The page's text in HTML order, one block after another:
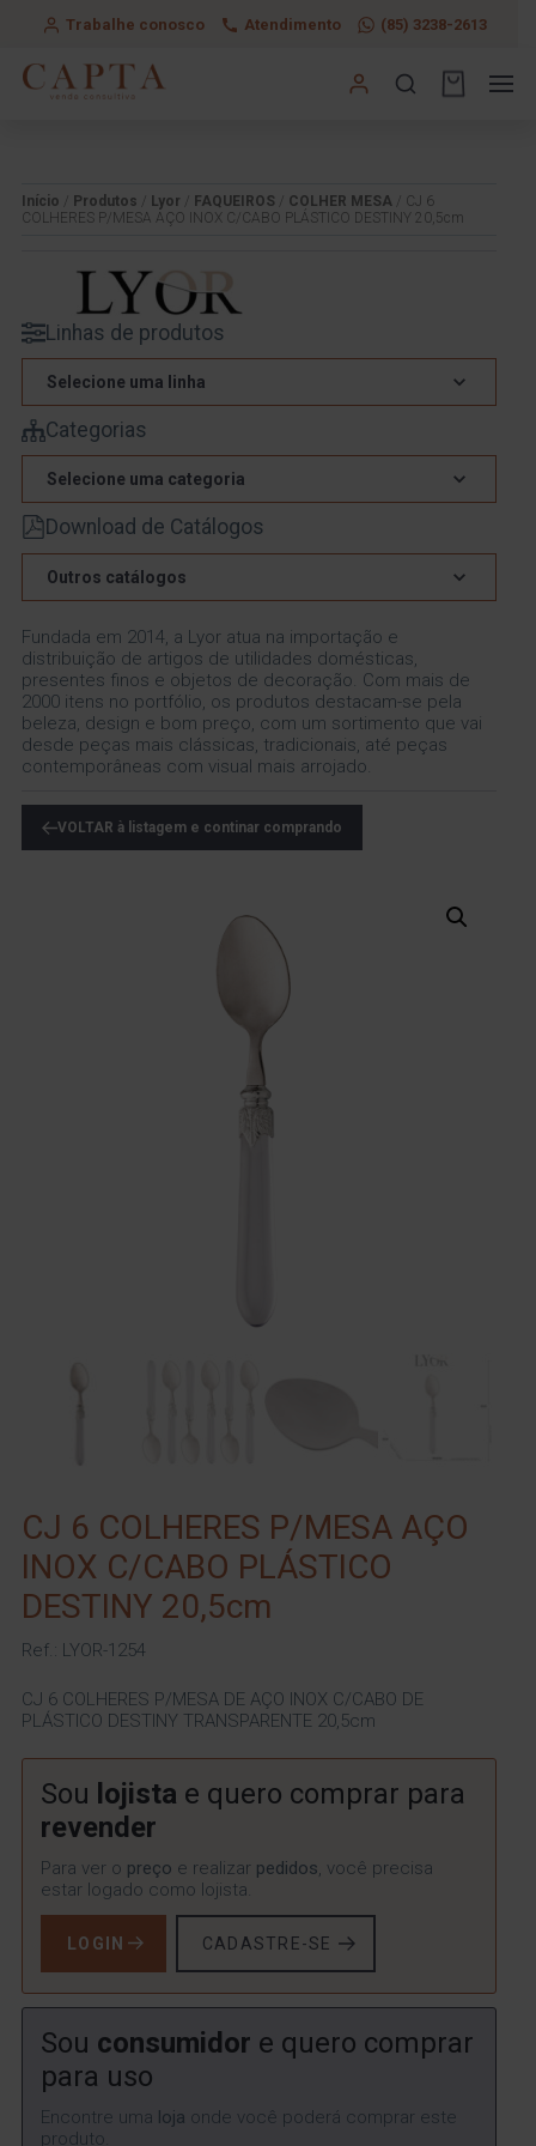
Trabalhe conosco Atendimento (85) 3238-2613
Início Produtos Lyor FAQUEIROS COLHER MESA / CJ 6
COLHERES P/MESA AÇO INOX C/CABO PLÁSTICO DESTINY 20,5cm
Linhas de produtos
Selecione uma linha
Categorias
Selecione uma categoria
Download de Catálogos
Outros catálogos
Fundada em 2014, a Lyor atua na importação e
distribuição de artigos de utilidades domésticas,
presentes finos e objetos de decoração. Com mais de
2000 itens no portfólio, os produtos destacam-se pela
beleza, design e bom preço, com um sortimento que vai
desde peças mais clássicas, tradicionais, até peças
contemporâneas com visual mais arrojado.
VOLTAR à listagem e continar comprando
CJ 6 COLHERES P/MESA AÇO
INOX C/CABO PLÁSTICO
DESTINY 20,5cm
Ref.: LYOR-1254
CJ 6 COLHERES P/MESA DE AÇO INOX C/CABO DE
PLÁSTICO DESTINY TRANSPARENTE 20,5cm
Sou lojista e quero comprar para
revender
Para ver o preço e realizar pedidos, você precisa
estar logado como lojista.
LOGIN CADASTRE-SE
Sou consumidor e quero comprar
para uso
Encontre uma loja onde você poderá comprar este
produto.